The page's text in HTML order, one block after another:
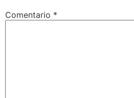
Comentario *